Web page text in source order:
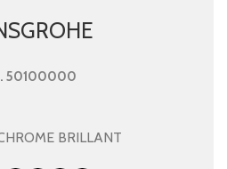
50100000
BRILLANT